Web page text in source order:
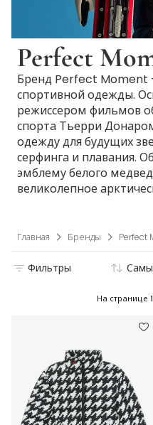
Perfect
Бренд Perfect Moment
спортивной одежды.
режиссером фильмов
спорта Тьерри
одежду для будущих
серфинга и плавания.
эмблему белого
великолепное
Главная Бренды Perfect
Фильтры
На странице